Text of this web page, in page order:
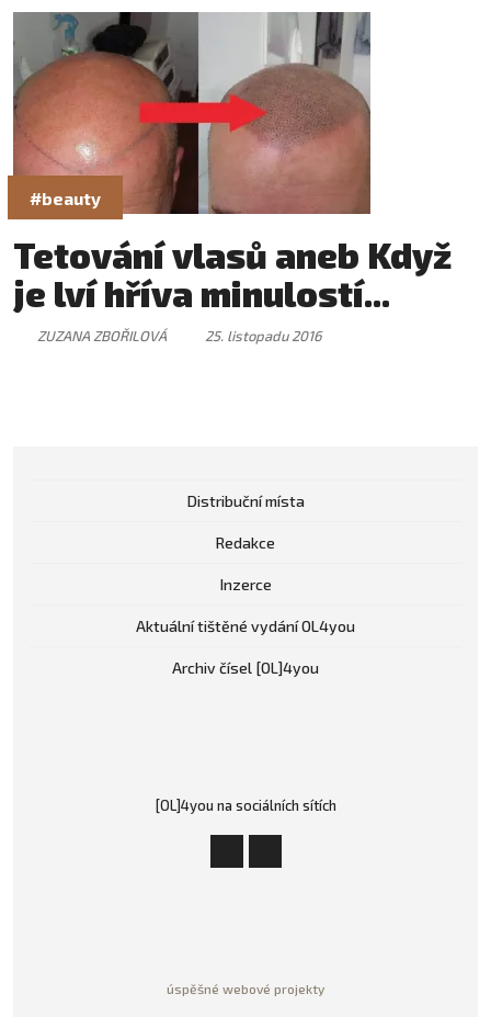
#beauty
Tetování vlasů aneb Když
je lví hříva minulostí...
ZUZANA ZBOŘILOVÁ 25. listopadu 2016
Distribuční místa
Redakce
Inzerce
Aktuální tištěné vydání OL4you
Archiv čísel [OL]4you
[OL]4you na sociálních sítích
úspěšné webové projekty